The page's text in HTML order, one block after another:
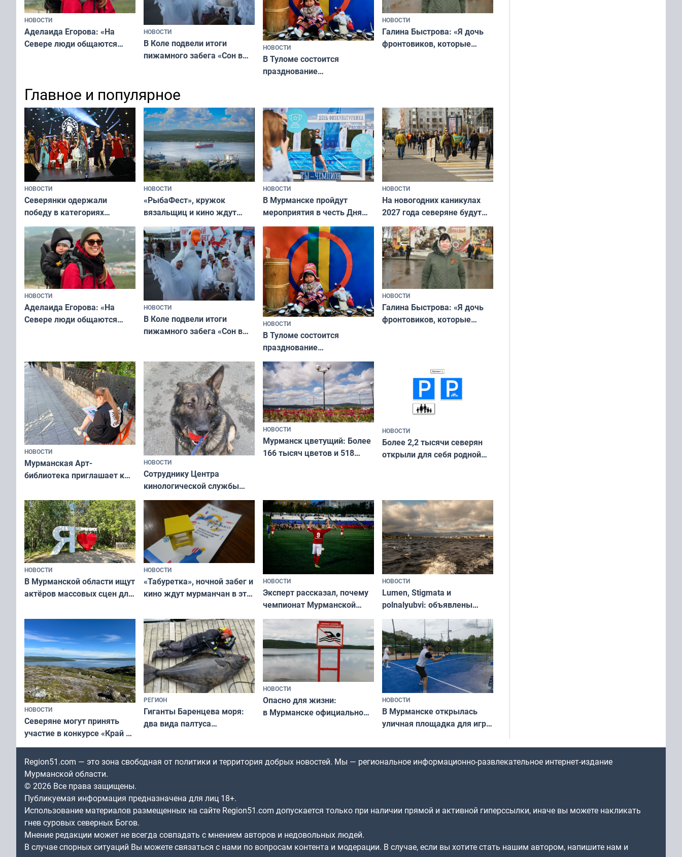
НОВОСТИ
Аделаида Егорова: «На
Севере люди общаются
НОВОСТИ
В Коле подвели итоги
пижамного забега «Сон в
НОВОСТИ
В Туломе состоится
празднование
НОВОСТИ
Галина Быстрова: «Я дочь
фронтовиков, которые
Главное и популярное
НОВОСТИ
Северянки одержали
победу в категориях
всероссийского конкурса
«Мисс и Миссис Великая
Русь»
НОВОСТИ
«РыбаФест», кружок
вязальщиц и кино ждут
мурманчан в эти выходные
НОВОСТИ
В Мурманске пройдут
мероприятия в честь Дня
физкультурника
НОВОСТИ
На новогодних каникулах
2027 года северяне будут
отдыхать 11 дней
НОВОСТИ
Аделаида Егорова: «На
Севере люди общаются
НОВОСТИ
В Коле подвели итоги
пижамного забега «Сон в
НОВОСТИ
В Туломе состоится
празднование
Международного дня
коренных народов мира
НОВОСТИ
Галина Быстрова: «Я дочь
фронтовиков, которые
НОВОСТИ
Мурманская Арт-
библиотека приглашает к
и фотографов
НОВОСТИ
Сотруднику Центра
кинологической службы
ищут новый дом
НОВОСТИ
Мурманск цветущий: Более
166 тысяч цветов и 518
НОВОСТИ
Более 2,2 тысячи северян
открыли для себя родной
НОВОСТИ
В Мурманской области ищут
актёров массовых сцен для
короткометражном фильме
НОВОСТИ
«Табуретка», ночной забег и
кино ждут мурманчан в эти
НОВОСТИ
Эксперт рассказал, почему
чемпионат Мурманской
области по футболу остался
незамеченным
НОВОСТИ
Lumen, Stigmata и
polnalyubvi: объявлены
хедлайнеры фестиваля
«Имандра» в 2026 года
НОВОСТИ
Северяне могут принять
участие в конкурсе «Край у
северной границы: фотогид
по Печенгскому округу»
РЕГИОН
Гиганты Баренцева моря:
два вида палтуса
НОВОСТИ
Опасно для жизни:
в Мурманске официально
НОВОСТИ
В Мурманске открылась
уличная площадка для игры
Region51.com — это зона свободная от политики и территория добрых новостей. Мы — региональное информационно-развлекательное интернет-издание
Мурманской области.
© 2026 Все права защищены.
Публикуемая информация предназначена для лиц 18+.
Использование материалов размещенных на сайте Region51.com допускается только при наличии прямой и активной гиперссылки, иначе вы можете накликать
гнев суровых северных Богов.
Мнение редакции может не всегда совпадать с мнением авторов и недовольных людей.
В случае спорных ситуаций Вы можете связаться с нами по вопросам контента и модерации. В случае, если вы хотите стать нашим автором, напишите нам и